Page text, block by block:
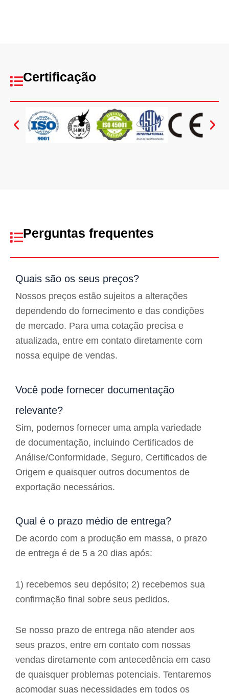
Certificação
Perguntas frequentes
Quais são os seus preços?
Nossos preços estão sujeitos a alterações
dependendo do fornecimento e das condições
de mercado. Para uma cotação precisa e
atualizada, entre em contato diretamente com
nossa equipe de vendas.
Você pode fornecer documentação
relevante?
Sim, podemos fornecer uma ampla variedade
de documentação, incluindo Certificados de
Análise/Conformidade, Seguro, Certificados de
Origem e quaisquer outros documentos de
exportação necessários.
Qual é o prazo médio de entrega?
De acordo com a produção em massa, o prazo
de entrega é de 5 a 20 dias após:
1) recebemos seu depósito; 2) recebemos sua
confirmação final sobre seus pedidos.
Se nosso prazo de entrega não atender aos
seus prazos, entre em contato com nossas
vendas diretamente com antecedência em caso
de quaisquer problemas potenciais. Tentaremos
acomodar suas necessidades em todos os